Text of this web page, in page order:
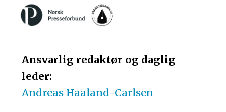
Ansvarlig redaktør og daglig
leder:
Andreas Haaland-Carlsen